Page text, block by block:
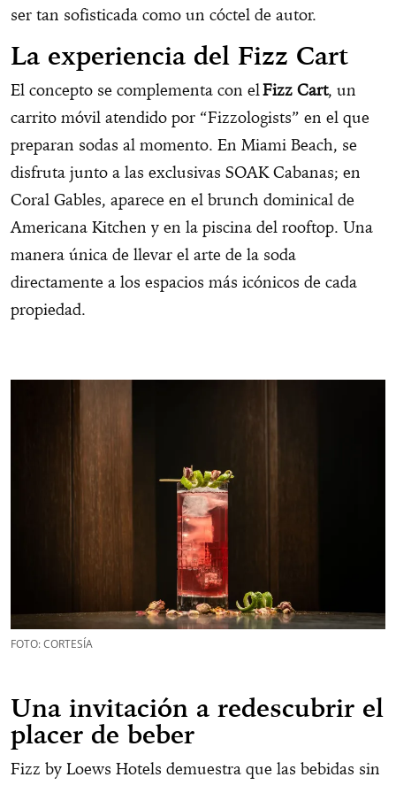
ser tan sofisticada como un cóctel de autor.
La experiencia del Fizz Cart
El concepto se complementa con elFizz Cart, un
carrito móvil atendido por “Fizzologists” en el que
preparan sodas al momento. En Miami Beach, se
disfruta junto a las exclusivas SOAK Cabanas; en
Coral Gables, aparece en el brunch dominical de
Americana Kitchen y en la piscina del rooftop. Una
manera única de llevar el arte de la soda
directamente a los espacios más icónicos de cada
propiedad.
FOTO: CORTESÍA
Una invitación a redescubrir el
placer de beber
Fizz by Loews Hotels demuestra que las bebidas sin